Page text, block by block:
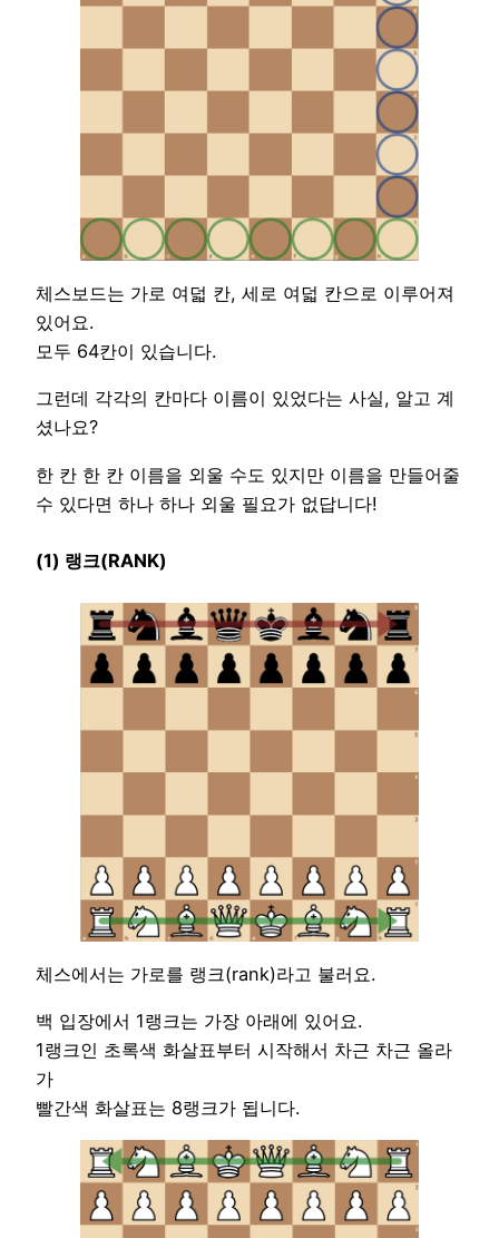
체스보드는 가로 여덟 칸, 세로 여덟 칸으로 이루어져
있어요.
모두 64칸이 있습니다.
그런데 각각의 칸마다 이름이 있었다는 사실, 알고 계
셨나요?
한 칸 한 칸 이름을 외울 수도 있지만 이름을 만들어줄
수 있다면 하나 하나 외울 필요가 없답니다!
(1) 랭크(RANK)
체스에서는 가로를 랭크(rank)라고 불러요.
백 입장에서 1랭크는 가장 아래에 있어요.
1랭크인 초록색 화살표부터 시작해서 차근 차근 올라
가
빨간색 화살표는 8랭크가 됩니다.